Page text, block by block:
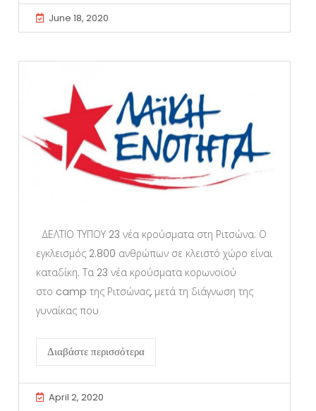
June 18, 2020
ΔΕΛΤΙΟ ΤΥΠΟΥ 23 νέα κρούσματα στη Ριτσώνα: Ο
εγκλεισμός 2.800 ανθρώπων σε κλειστό χώρο είναι
καταδίκη. Τα 23 νέα κρούσματα κορωνοϊού
στο camp της Ριτσώνας, μετά τη διάγνωση της
γυναίκας που
Διαβάστε περισσότερα
April 2, 2020